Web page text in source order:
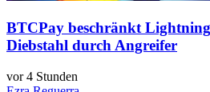
BTCPay beschränkt
Diebstahl durch Angreifer
vor 4 Stunden